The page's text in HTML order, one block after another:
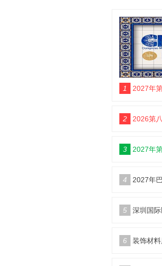
1 2027年第
2 2026第
3 2027年第4届慕尼
4 2027年巴
5 深圳国际医
6 装饰材料